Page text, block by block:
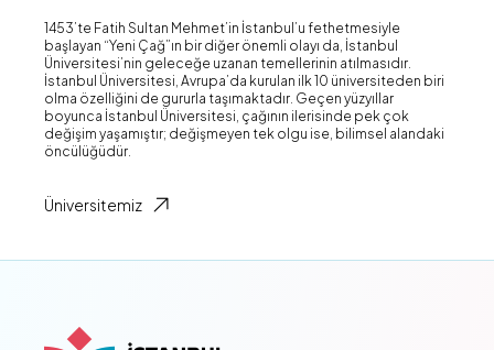
1453’te Fatih Sultan Mehmet’in İstanbul’u fethetmesiyle
başlayan “Yeni Çağ”ın bir diğer önemli olayı da, İstanbul
Üniversitesi’nin geleceğe uzanan temellerinin atılmasıdır.
İstanbul Üniversitesi, Avrupa’da kurulan ilk 10 üniversiteden biri
olma özelliğini de gururla taşımaktadır. Geçen yüzyıllar
boyunca İstanbul Üniversitesi, çağının ilerisinde pek çok
değişim yaşamıştır; değişmeyen tek olgu ise, bilimsel alandaki
öncülüğüdür.
Üniversitemiz